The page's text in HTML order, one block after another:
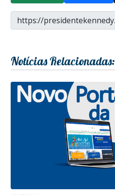
Notícias Relacionadas: